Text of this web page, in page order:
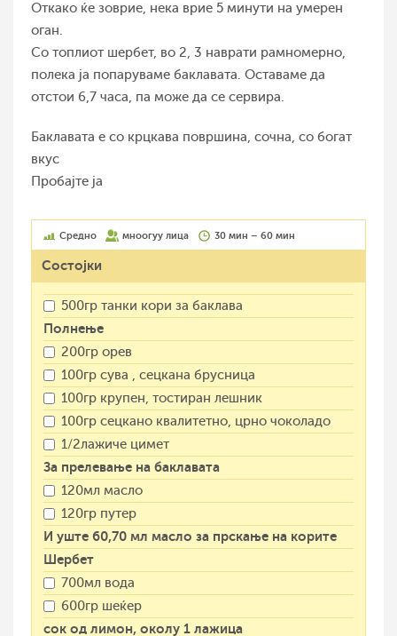
Откако ќе зоврие, нека врие 5 минути на умерен
оган.
Со топлиот шербет, во 2, 3 наврати рамномерно,
полека ја попаруваме баклавата. Оставаме да
отстои 6,7 часа, па може да се сервира.
Баклавата е со крцкава површина, сочна, со богат
вкус
Пробајте ја
Средно мноогуу лица 30 мин – 60 мин
Состојки
500гр танки кори за баклава
Полнење
200гр орев
100гр сува , сецкана брусница
100гр крупен, тостиран лешник
100гр сецкано квалитетно, црно чоколадо
1/2лажиче цимет
За прелевање на баклавата
120мл масло
120гр путер
И уште 60,70 мл масло за прскање на корите
Шербет
700мл вода
600гр шеќер
сок од лимон, околу 1 лажица